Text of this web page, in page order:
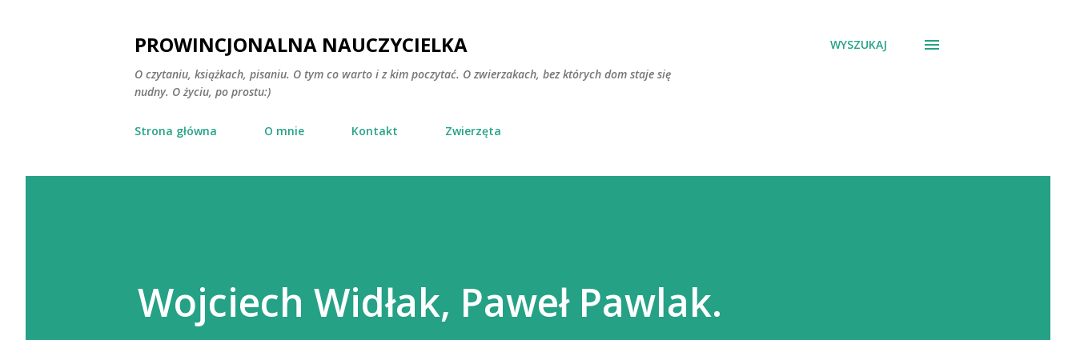
PROWINCJONALNA NAUCZYCIELKA
O czytaniu, książkach, pisaniu. O tym co warto i z kim poczytać. O zwierzakach, bez których dom staje się
nudny. O życiu, po prostu:)
WYSZUKAJ
Strona główna O mnie Kontakt Zwierzęta
Wojciech Widłak, Paweł Pawlak.